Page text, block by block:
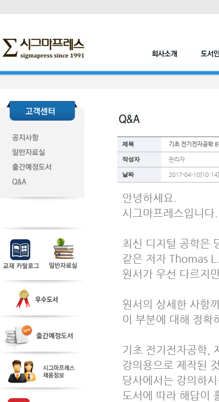
제목 기초 전기전자공학
작성자 관리자
날짜 2017-04-10[10:14]
안녕하세요.
시그마프레스입니다.
최신 디지털 공학은
같은 저자 Thomas
원서가 우선 다르지
원서의 상세한 사항
이 부분에 대해 정확
기초 전기전자공학,
강의용으로 제작된
당사에서는 강의하
도서에 따라 해답이